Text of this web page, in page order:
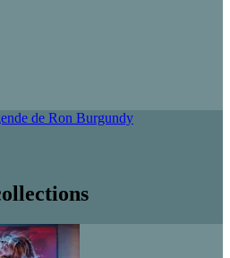
de Ron Burgundy